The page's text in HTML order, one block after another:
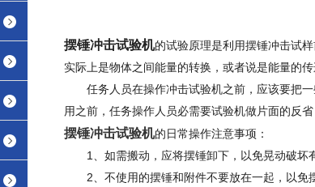
摆锤冲击试验机的试验原理是利用摆锤冲击试
实际上是物体之间能量的转换，或者说是能量的
任务人员在操作冲击试验机之前，应该要把一
用之前，任务操作人员必需要试验机做片面的反
摆锤冲击试验机的日常操作注意事项：
1 、如需搬动，应将摆锤卸下，以免晃动破坏
2、不使用的摆锤和附件不要放在一起，以免